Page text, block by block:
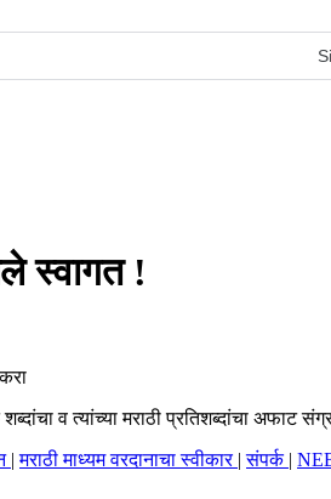
स्वागत !
व त्यांच्या मराठी प्रतिशब्दांचा अफाट
| मराठी माध्यम वरदानाचा स्वीकार | संपर्क |